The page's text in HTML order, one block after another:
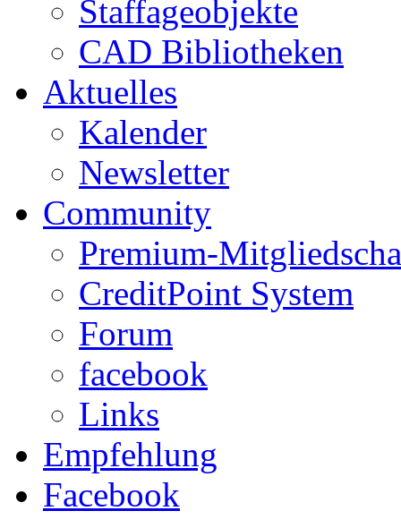
Staffageobjekte
CAD Bibliotheken
Aktuelles
Kalender
Newsletter
Community
Premium-
CreditPoint System
Forum
facebook
Links
Empfehlung
Facebook